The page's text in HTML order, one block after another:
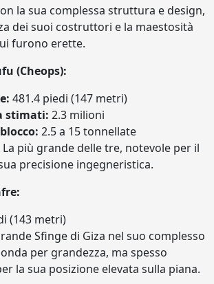
la sua complessa struttura e design,
dei suoi costruttori e la maestosità
furono erette.
(Cheops):
481.4 piedi (147 metri)
stimati: 2.3 milioni
2.5 a 15 tonnellate
La più grande delle tre, notevole per il
precisione ingegneristica.
(143 metri)
Sfinge di Giza nel suo complesso
per grandezza, ma spesso
la sua posizione elevata sulla piana.